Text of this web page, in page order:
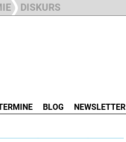
DISKURS
BLOG NEWSLETTER